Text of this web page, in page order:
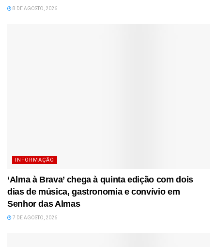
8 DE AGOSTO, 2026
INFORMAÇÃO
‘Alma à Brava’ chega à quinta edição com dois
dias de música, gastronomia e convívio em
Senhor das Almas
7 DE AGOSTO, 2026